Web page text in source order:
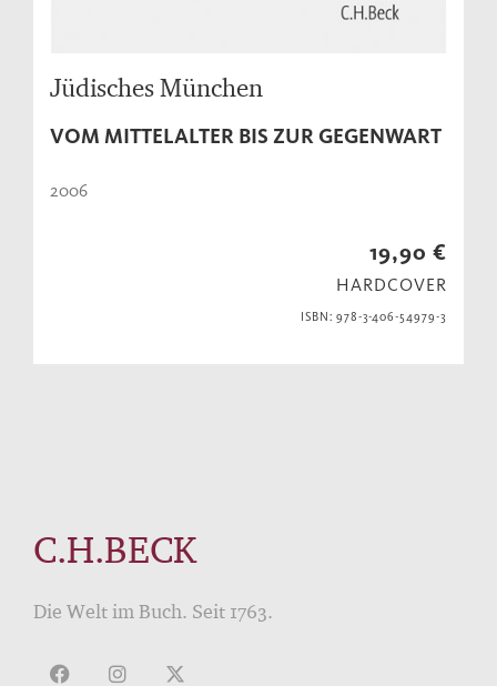
Jüdisches München
VOM MITTELALTER BIS ZUR GEGENWART
2006
19,90 €
HARDCOVER
ISBN: 978-3-406-54979-3
C.H.BECK
Die Welt im Buch. Seit 1763.